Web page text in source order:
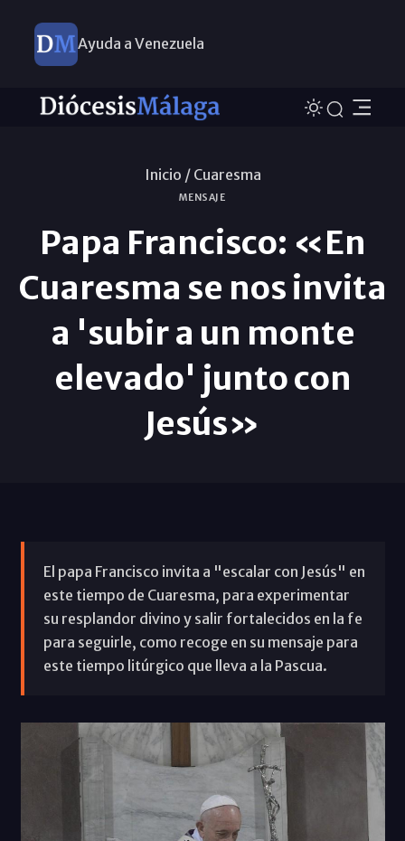
Ayuda a Venezuela
Inicio / Cuaresma
MENSAJE
Papa Francisco: «En
Cuaresma se nos invita
a 'subir a un monte
elevado' junto con
Jesús»
El papa Francisco invita a "escalar con Jesús" en
este tiempo de Cuaresma, para experimentar
su resplandor divino y salir fortalecidos en la fe
para seguirle, como recoge en su mensaje para
este tiempo litúrgico que lleva a la Pascua.